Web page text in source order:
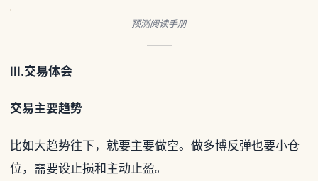
预测阅读手册
III.交易体会
交易主要趋势
比如大趋势往下，就要主要做空。做多博反弹也要小仓
位，需要设止损和主动止盈。